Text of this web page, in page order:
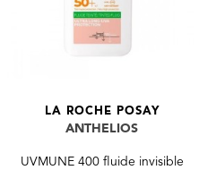
LA ROCHE POSAY
ANTHELIOS
UVMUNE 400 fluide invisible